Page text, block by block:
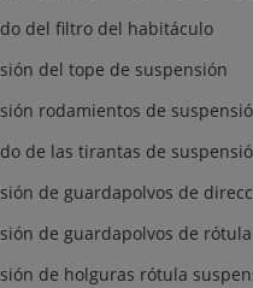
del filtro del habitáculo
del tope de suspensión
rodamientos de
de las tirantas de
de guardapolvos de
de guardapolvos de
de holguras rótula